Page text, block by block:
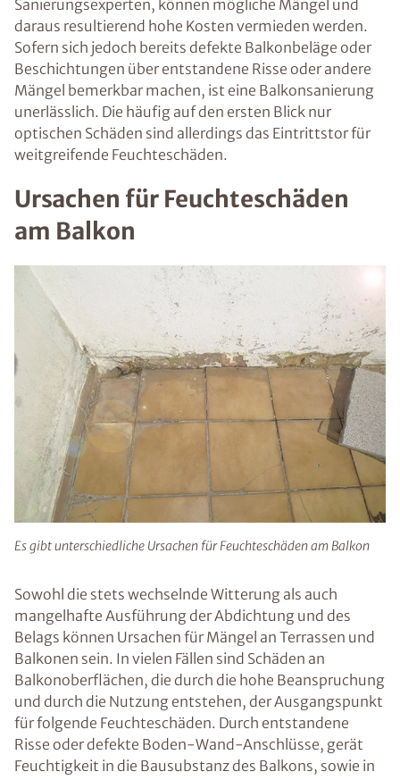
Sanierungsexperten, können mögliche Mängel und
daraus resultierend hohe Kosten vermieden werden.
Sofern sich jedoch bereits defekte Balkonbeläge oder
Beschichtungen über entstandene Risse oder andere
Mängel bemerkbar machen, ist eine Balkonsanierung
unerlässlich. Die häufig auf den ersten Blick nur
optischen Schäden sind allerdings das Eintrittstor für
weitgreifende Feuchteschäden.
Ursachen für Feuchteschäden
am Balkon
Es gibt unterschiedliche Ursachen für Feuchteschäden am Balkon
Sowohl die stets wechselnde Witterung als auch
mangelhafte Ausführung der Abdichtung und des
Belags können Ursachen für Mängel an Terrassen und
Balkonen sein. In vielen Fällen sind Schäden an
Balkonoberflächen, die durch die hohe Beanspruchung
und durch die Nutzung entstehen, der Ausgangspunkt
für folgende Feuchteschäden. Durch entstandene
Risse oder defekte Boden-Wand-Anschlüsse, gerät
Feuchtigkeit in die Bausubstanz des Balkons, sowie in